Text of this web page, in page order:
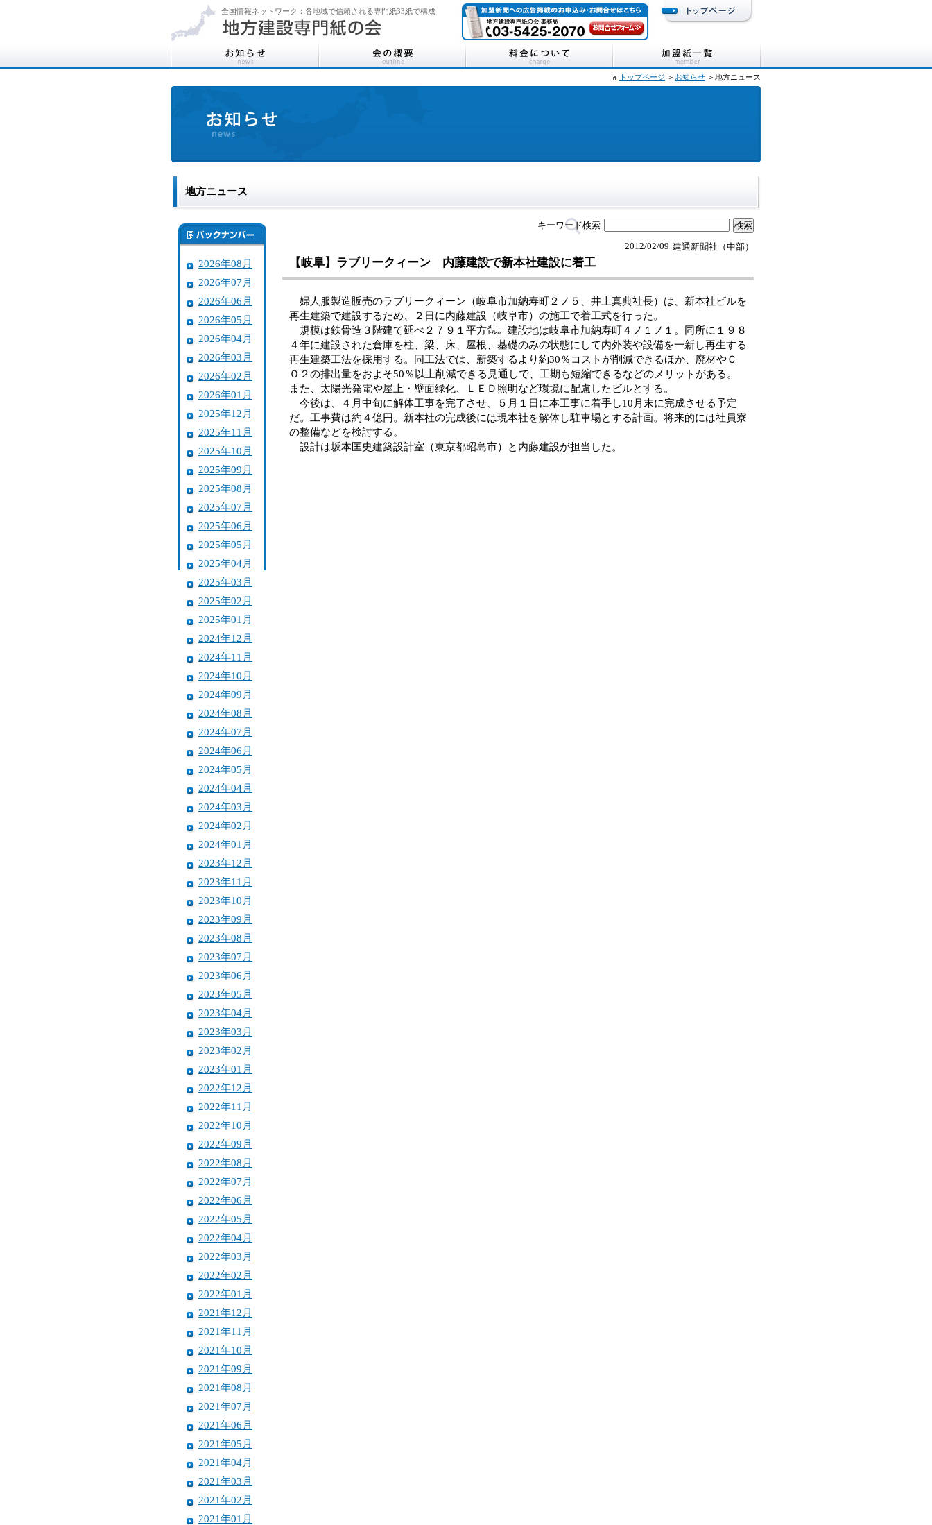
全国情報ネットワーク：各地域で信頼される専門紙33紙で構成
トップページ ＞ お知らせ ＞地方ニュース
地方ニュース
2026年08月
2026年07月
2026年06月
2026年05月
2026年04月
2026年03月
2026年02月
2026年01月
2025年12月
2025年11月
2025年10月
2025年09月
2025年08月
2025年07月
2025年06月
2025年05月
2025年04月
2025年03月
2025年02月
2025年01月
2024年12月
2024年11月
2024年10月
2024年09月
2024年08月
2024年07月
2024年06月
2024年05月
2024年04月
2024年03月
2024年02月
2024年01月
2023年12月
2023年11月
2023年10月
2023年09月
2023年08月
2023年07月
2023年06月
2023年05月
2023年04月
2023年03月
2023年02月
2023年01月
2022年12月
2022年11月
2022年10月
2022年09月
2022年08月
2022年07月
2022年06月
2022年05月
2022年04月
2022年03月
2022年02月
2022年01月
2021年12月
2021年11月
2021年10月
2021年09月
2021年08月
2021年07月
2021年06月
2021年05月
2021年04月
2021年03月
2021年02月
2021年01月
キーワード検索
建通新聞社（中部）
2012/02/09
【岐阜】ラブリークィーン 内藤建設で新本社建設に着工
婦人服製造販売のラブリークィーン（岐阜市加納寿町２ノ５、井上真典社長）は、新本社ビルを
再生建築で建設するため、２日に内藤建設（岐阜市）の施工で着工式を行った。
規模は鉄骨造３階建て延べ２７９１平方㍍。建設地は岐阜市加納寿町４ノ１ノ１。同所に１９８
４年に建設された倉庫を柱、梁、床、屋根、基礎のみの状態にして内外装や設備を一新し再生する
再生建築工法を採用する。同工法では、新築するより約30％コストが削減できるほか、廃材やＣ
Ｏ２の排出量をおよそ50％以上削減できる見通しで、工期も短縮できるなどのメリットがある。
また、太陽光発電や屋上・壁面緑化、ＬＥＤ照明など環境に配慮したビルとする。
今後は、４月中旬に解体工事を完了させ、５月１日に本工事に着手し10月末に完成させる予定
だ。工事費は約４億円。新本社の完成後には現本社を解体し駐車場とする計画。将来的には社員寮
の整備などを検討する。
設計は坂本匡史建築設計室（東京都昭島市）と内藤建設が担当した。